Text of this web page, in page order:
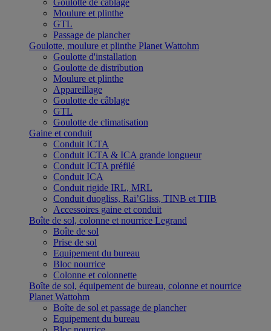
Goulotte de câblage
Moulure et plinthe
GTL
Passage de plancher
Goulotte, moulure et plinthe Planet Wattohm
Goulotte d'installation
Goulotte de distribution
Moulure et plinthe
Appareillage
Goulotte de câblage
GTL
Goulotte de climatisation
Gaine et conduit
Conduit ICTA
Conduit ICTA & ICA grande longueur
Conduit ICTA préfilé
Conduit ICA
Conduit rigide IRL, MRL
Conduit duogliss, Rai’Gliss, TINB et TIIB
Accessoires gaine et conduit
Boîte de sol, colonne et nourrice Legrand
Boîte de sol
Prise de sol
Equipement du bureau
Bloc nourrice
Colonne et colonnette
Boîte de sol, équipement de bureau, colonne et nourrice
Planet Wattohm
Boîte de sol et passage de plancher
Equipement du bureau